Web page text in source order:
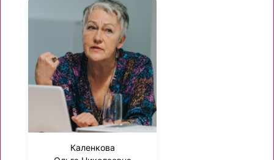
Каленкова